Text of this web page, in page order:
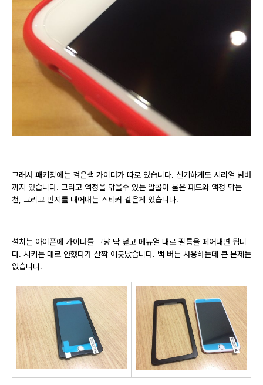
그래서 패키징에는 검은색 가이더가 따로 있습니다. 신기하게도 시리얼 넘버
까지 있습니다. 그리고 액정을 닦을수 있는 알콜이 묻은 패드와 액정 닦는
천, 그리고 먼지를 때어내는 스티커 같은게 있습니다.
설치는 아이폰에 가이더를 그냥 딱 덮고 메뉴얼 대로 필름을 떼어내면 됩니
다. 시키는 대로 안했다가 살짝 어긋났습니다. 백 버튼 사용하는데 큰 문제는
없습니다.